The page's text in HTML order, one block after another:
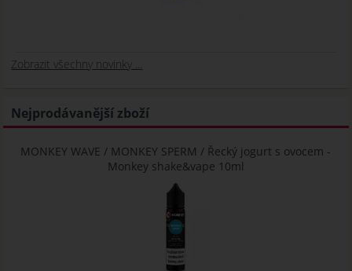
Zobrazit všechny novinky ...
Nejprodávanější zboží
MONKEY WAVE / MONKEY SPERM / Řecký jogurt s ovocem -
Monkey shake&vape 10ml